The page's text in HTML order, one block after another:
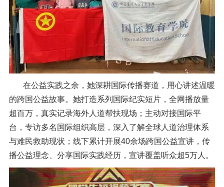
在公益实践之余，她深耕国际传播赛道，用心讲述温暖
的跨国公益故事。她打造系列国际纪实短片，全网播放量
超百万，真实记录海外人道帮扶现场；主动对接国际平
台，专访多名国际组织高层，深入了解全球人道治理体系
与难民救助现状；线下累计开展40余场跨国公益宣讲，传
播公益理念、分享国际实践经历，宣讲覆盖听众超5万人。